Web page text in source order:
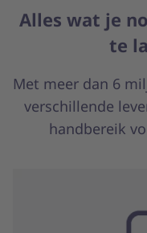
Alles wat je
te
Met meer dan 6
verschillende
handbereik